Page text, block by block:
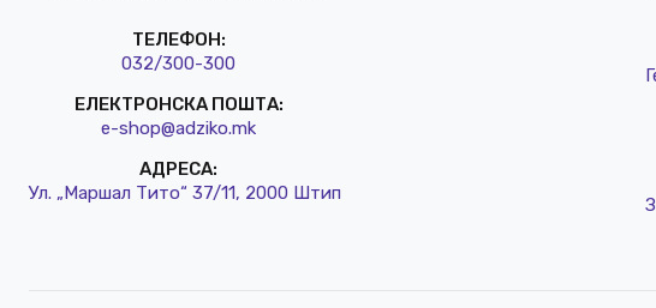
ТЕЛЕФОН:
032/300-300
ЕЛЕКТРОНСКА ПОШТА:
e-shop@adziko.mk
АДРЕСА:
Ул. „Маршал Тито“ 37/11, 2000 Штип